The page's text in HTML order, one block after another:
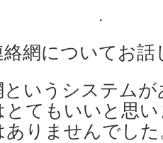
.
網についてお話
いうシステム
とてもいいと思
ありませんでし